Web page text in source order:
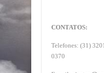
CONTATOS:
Telefones: (31)
0370